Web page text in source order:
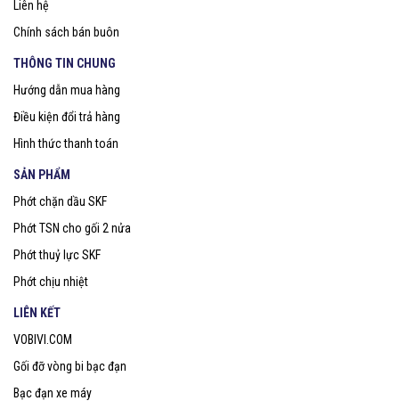
Liên hệ
Chính sách bán buôn
THÔNG TIN CHUNG
Hướng dẫn mua hàng
Điều kiện đổi trả hàng
Hình thức thanh toán
SẢN PHẨM
Phớt chặn dầu SKF
Phớt TSN cho gối 2 nửa
Phớt thuỷ lực SKF
Phớt chịu nhiệt
LIÊN KẾT
VOBIVI.COM
Gối đỡ vòng bi bạc đạn
Bạc đạn xe máy